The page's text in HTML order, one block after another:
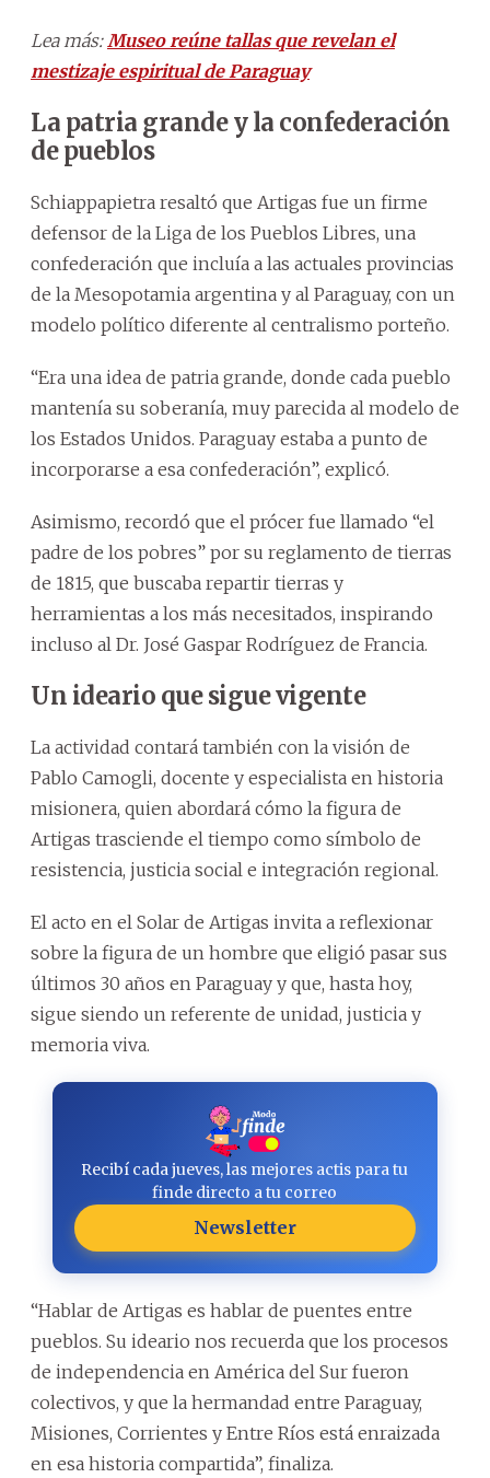
Lea más: Museo reúne tallas que revelan el
mestizaje espiritual de Paraguay
La patria grande y la confederación
de pueblos
Schiappapietra resaltó que Artigas fue un firme
defensor de la Liga de los Pueblos Libres, una
confederación que incluía a las actuales provincias
de la Mesopotamia argentina y al Paraguay, con un
modelo político diferente al centralismo porteño.
“Era una idea de patria grande, donde cada pueblo
mantenía su soberanía, muy parecida al modelo de
los Estados Unidos. Paraguay estaba a punto de
incorporarse a esa confederación”, explicó.
Asimismo, recordó que el prócer fue llamado “el
padre de los pobres” por su reglamento de tierras
de 1815, que buscaba repartir tierras y
herramientas a los más necesitados, inspirando
incluso al Dr. José Gaspar Rodríguez de Francia.
Un ideario que sigue vigente
La actividad contará también con la visión de
Pablo Camogli, docente y especialista en historia
misionera, quien abordará cómo la figura de
Artigas trasciende el tiempo como símbolo de
resistencia, justicia social e integración regional.
El acto en el Solar de Artigas invita a reflexionar
sobre la figura de un hombre que eligió pasar sus
últimos 30 años en Paraguay y que, hasta hoy,
sigue siendo un referente de unidad, justicia y
memoria viva.
Recibí cada jueves, las mejores actis para tu
finde directo a tu correo
Newsletter
“Hablar de Artigas es hablar de puentes entre
pueblos. Su ideario nos recuerda que los procesos
de independencia en América del Sur fueron
colectivos, y que la hermandad entre Paraguay,
Misiones, Corrientes y Entre Ríos está enraizada
en esa historia compartida”, finaliza.